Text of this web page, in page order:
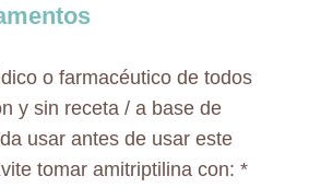
o farmacéutico de todos
y sin receta / a base de
usar antes de usar este
tomar amitriptilina con: *